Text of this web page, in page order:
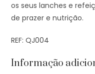
os seus lanches e
de prazer e nutrição.
REF: QJ004
Informação